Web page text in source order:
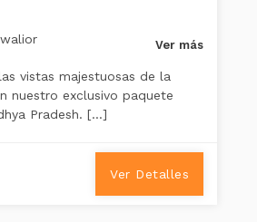
Ver más
vistas majestuosas de la
nuestro exclusivo paquete
Pradesh. […]
Ver Detalles